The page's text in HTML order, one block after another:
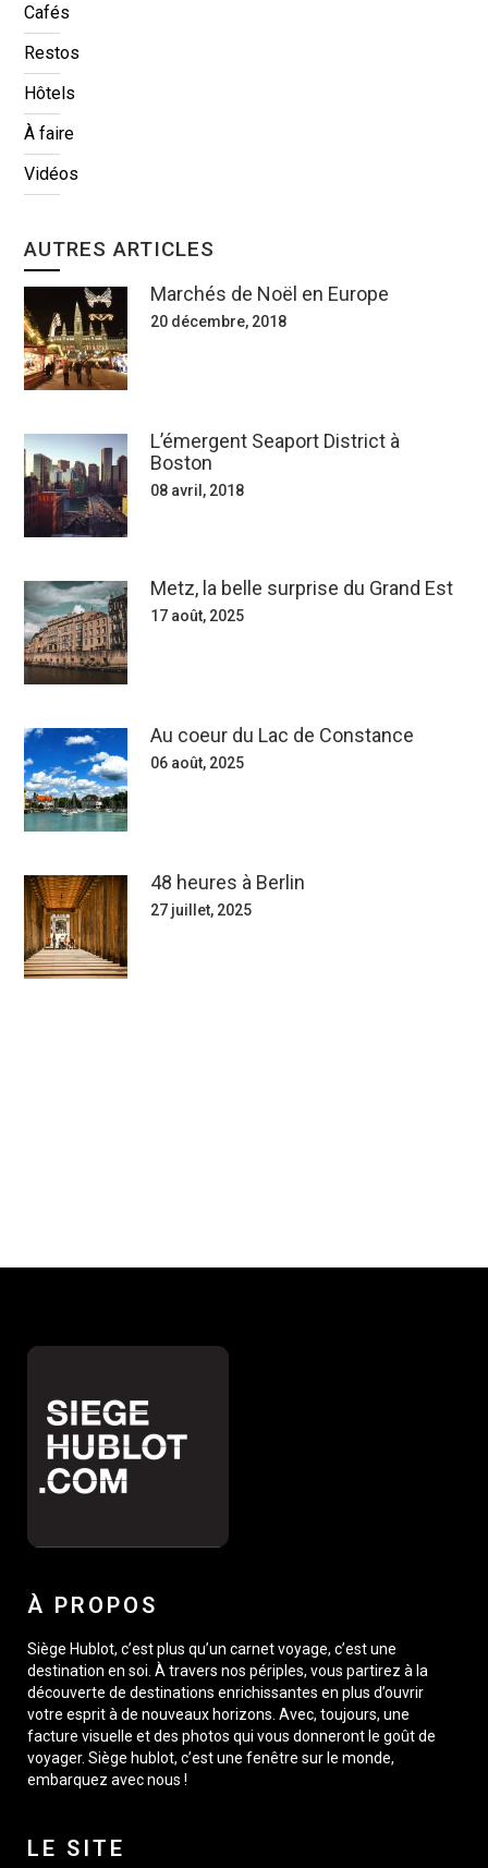
Cafés
Restos
Hôtels
À faire
Vidéos
AUTRES ARTICLES
Marchés de Noël en Europe
20 décembre, 2018
L’émergent Seaport District à
Boston
08 avril, 2018
Metz, la belle surprise du Grand Est
17 août, 2025
Au coeur du Lac de Constance
06 août, 2025
48 heures à Berlin
27 juillet, 2025
À PROPOS
Siège Hublot, c’est plus qu’un carnet voyage, c’est une
destination en soi. À travers nos périples, vous partirez à la
découverte de destinations enrichissantes en plus d’ouvrir
votre esprit à de nouveaux horizons. Avec, toujours, une
facture visuelle et des photos qui vous donneront le goût de
voyager. Siège hublot, c’est une fenêtre sur le monde,
embarquez avec nous !
LE SITE